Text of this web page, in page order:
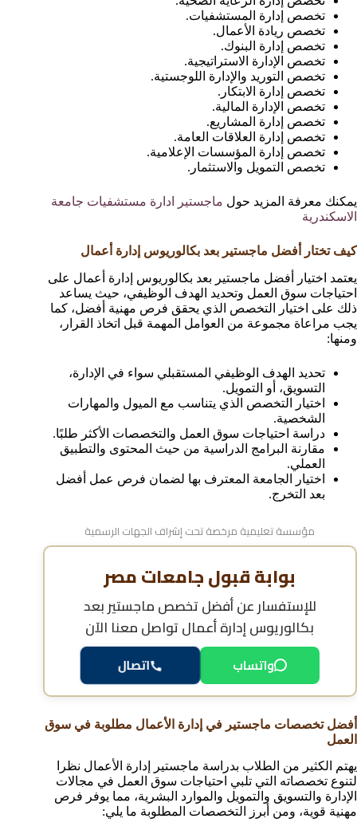
تخصص إدارة المستشفيات.
تخصص ريادة الأعمال.
تخصص إدارة البنوك.
تخصص الإدارة الاستراتيجية.
تخصص التوريد والإدارة اللوجستية.
تخصص إدارة الابتكار.
تخصص الإدارة المالية.
تخصص إدارة المشاريع.
تخصص إدارة العلاقات العامة.
تخصص إدارة المؤسسات الإعلامية.
تخصص التمويل والاستثمار.
يمكنك معرفة المزيد حول ماجستير ادارة مستشفيات جامعة
الاسكندرية
كيف تختار أفضل ماجستير بعد بكالوريوس إدارة أعمال
يعتمد اختيار أفضل ماجستير بعد بكالوريوس إدارة أعمال على
احتياجات سوق العمل وتحديد الهدف الوظيفي، حيث يساعد
ذلك على اختيار التخصص الذي يحقق فرص مهنية أفضل، كما
يجب مراعاة مجموعة من العوامل المهمة قبل اتخاذ القرار،
ومنها:
تحديد الهدف الوظيفي المستقبلي سواء في الإدارة،
التسويق، أو التمويل.
اختيار التخصص الذي يتناسب مع الميول والمهارات
الشخصية.
دراسة احتياجات سوق العمل والتخصصات الأكثر طلبًا.
مقارنة البرامج الدراسية من حيث المحتوى والتطبيق
العملي.
اختيار الجامعة المعترف بها لضمان فرص عمل أفضل
بعد التخرج.
مؤسسة تعليمية مرخصة تحت إشراف الجهات الرسمية
بوابة قبول جامعات مصر
للإستفسار عنأفضل تخصص ماجستير بعد
بكالوريوس إدارة أعمالتواصل معنا الآن
واتساب اتصال
أفضل تخصصات ماجستير في إدارة الأعمال مطلوبة في سوق
العمل
يهتم الكثير من الطلاب بدراسة ماجستير إدارة الأعمال نظرا
لتنوع تخصصاته التي تلبي احتياجات سوق العمل في مجالات
الإدارة والتسويق والتمويل والموارد البشرية، مما يوفر فرص
مهنية قوية، ومن أبرز التخصصات المطلوبة ما يلي: